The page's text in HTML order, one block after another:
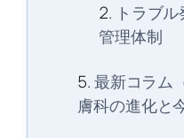
トラブ
管理体制
最新コラム
膚科の進化と